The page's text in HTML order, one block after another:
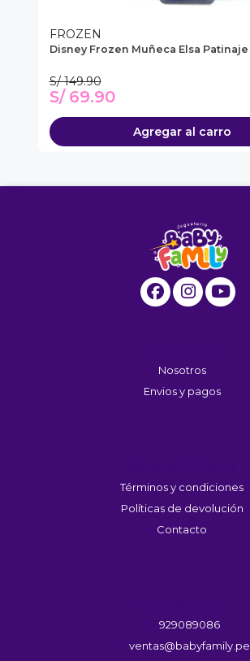
FROZEN
Disney Frozen Muñeca Elsa Patinaje
S/ 149.90
S/ 69.90
Agregar al carro
Nosotros
Envios y pagos
Términos y condiciones
Políticas de devolución
Contacto
929089086
ventas@babyfamily.pe